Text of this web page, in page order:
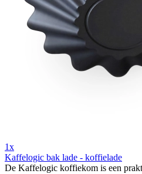
1x
Kaffelogic bak lade - koffielade
De Kaffelogic koffiekom is een